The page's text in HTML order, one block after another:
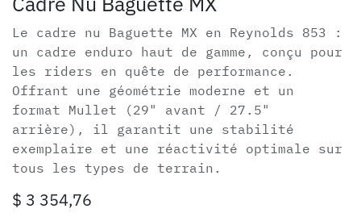
Le cadre nu Baguette MX en Reynolds 853 :
un cadre enduro haut de gamme, conçu pour
les riders en quête de performance.
Offrant une géométrie moderne et un
format Mullet (29" avant / 27.5"
arrière), il garantit une stabilité
exemplaire et une réactivité optimale sur
tous les types de terrain.
$ 3 354,76